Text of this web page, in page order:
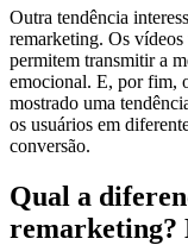
Outra tendência
remarketing. Os
permitem transmitir a
emocional. E, por fim,
mostrado uma
os usuários em
conversão.
Qual a
remarketing?